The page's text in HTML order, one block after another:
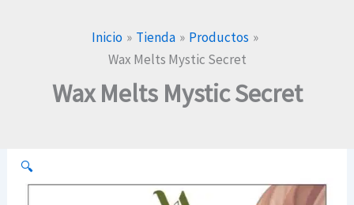
Inicio Tienda
Productos
Wax Melts Mystic Secret
Wax Melts Mystic Secret
🔍